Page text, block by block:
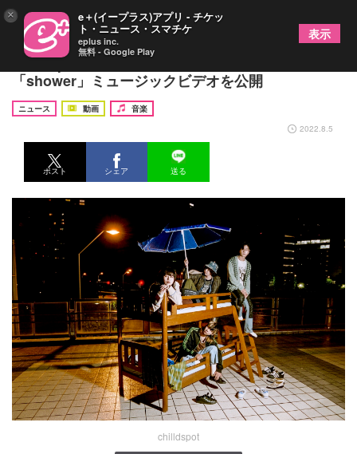
chilldspot、“カメラ1台1カット”で撮影した新曲
「shower」ミュージックビデオを公開
ニュース 動画
音楽
2022.8.5
ポスト シェア 送る
chilldspot
× e＋(イープラス)アプリ - チケッ
ト・ニュース・スマチケ
eplus inc.
無料 - Google Play
表示